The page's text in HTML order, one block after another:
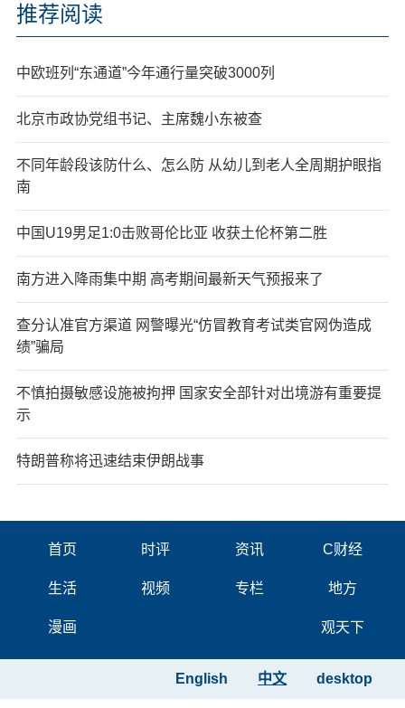
推荐阅读
中欧班列“东通道”今年通行量突破3000列
北京市政协党组书记、主席魏小东被查
不同年龄段该防什么、怎么防 从幼儿到老人全周期护眼指
南
中国U19男足1:0击败哥伦比亚 收获土伦杯第二胜
南方进入降雨集中期 高考期间最新天气预报来了
查分认准官方渠道 网警曝光“仿冒教育考试类官网伪造成
绩”骗局
不慎拍摄敏感设施被拘押 国家安全部针对出境游有重要提
示
特朗普称将迅速结束伊朗战事
首页 时评 资讯 C财经
生活 视频 专栏 地方
漫画 观天下
desktop
中文
English